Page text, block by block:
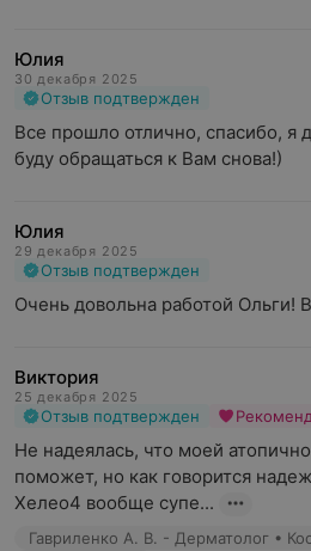
Юлия
30 декабря 2025
Отзыв подтвержден
Все прошло отлично, спасибо, я
буду обращаться к Вам снова!)
Юлия
29 декабря 2025
Отзыв подтвержден
Очень довольна работой Ольги!
Виктория
25 декабря 2025
Отзыв подтвержден
Не надеялась, что моей
поможет, но как говорится
Хелео4 вообще супе...
Гавриленко А. В. - Дерматолог •